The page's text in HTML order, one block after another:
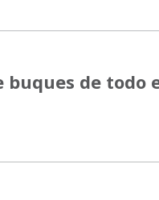
de todo